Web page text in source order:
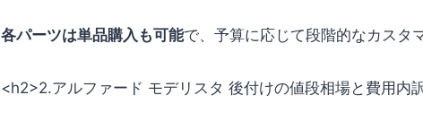
各パーツは単品購入も可能で、予算に応じて段階的なカスタ
<h2>2.アルファード モデリスタ 後付けの値段相場と費用内